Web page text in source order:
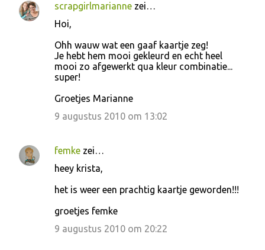
scrapgirlmarianne zei…
Hoi,
Ohh wauw wat een gaaf kaartje zeg!
Je hebt hem mooi gekleurd en echt heel
mooi zo afgewerkt qua kleur combinatie...
super!
Groetjes Marianne
9 augustus 2010 om 13:02
femke zei…
heey krista,
het is weer een prachtig kaartje geworden!!!
groetjes femke
9 augustus 2010 om 20:22